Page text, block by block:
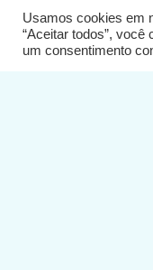
Usamos cookies em
“Aceitar todos”,
um consentimento